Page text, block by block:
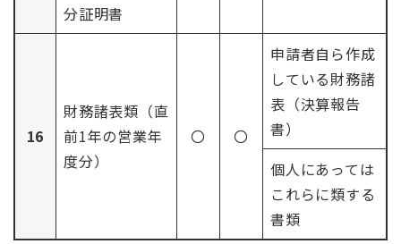
分証明書
16
財務諸表類（直
前1年の営業年
度分）
〇 〇
申請者自ら作成
している財務諸
表（決算報告
書）
個人にあっては
これらに類する
書類